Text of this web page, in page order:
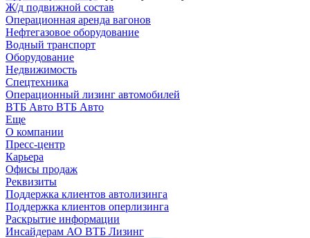
Ж/д подвижной состав
Операционная аренда вагонов
Нефтегазовое оборудование
Водный транспорт
Оборудование
Недвижимость
Спецтехника
Операционный лизинг автомобилей
ВТБ Авто ВТБ Авто
Еще
О компании
Пресс-центр
Карьера
Офисы продаж
Реквизиты
Поддержка клиентов автолизинга
Поддержка клиентов оперлизинга
Раскрытие информации
Инсайдерам АО ВТБ Лизинг